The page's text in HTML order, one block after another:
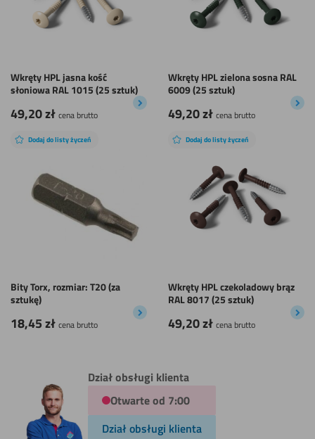
Wkręty HPL jasna kość
słoniowa RAL 1015 (25 sztuk)
49,20zł cena brutto
Wkręty HPL zielona sosna RAL
6009 (25 sztuk)
49,20zł cena brutto
Dodaj do listy życzeń
Bity Torx, rozmiar: T20 (za
sztukę)
18,45zł cena brutto
Dodaj do listy życzeń
Wkręty HPL czekoladowy brąz
RAL 8017 (25 sztuk)
49,20zł cena brutto
Dział obsługi klienta
Otwarte od 7:00
Dział obsługi klienta